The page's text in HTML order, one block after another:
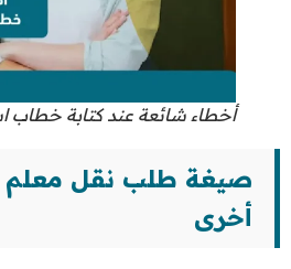
أخطاء شائعة عند كتابة خطاب
صيغة طلب نقل معلم
أخرى